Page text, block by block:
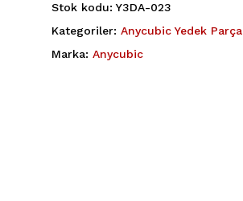
Stok kodu: Y3DA-023
Kategoriler: Anycubic Yedek Parça
Marka: Anycubic